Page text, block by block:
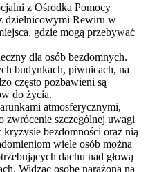
z Ośrodka Pomocy
dzielnicowymi Rewiru w
gdzie mogą przebywać
dla osób bezdomnych.
budynkach, piwnicach, na
często pozbawieni są
do życia.
atmosferycznymi,
zwrócenie szczególnej uwagi
bezdomności oraz nią
wiele osób można
dachu nad głową
Widząc osobę narażoną na